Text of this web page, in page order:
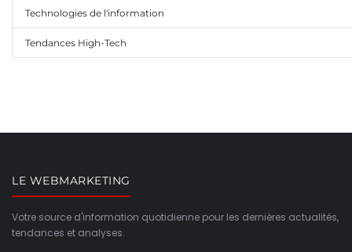
Technologies de l'information
Tendances High-Tech
LE WEBMARKETING
Votre source d'information quotidienne pour les dernières actualités,
tendances et analyses.